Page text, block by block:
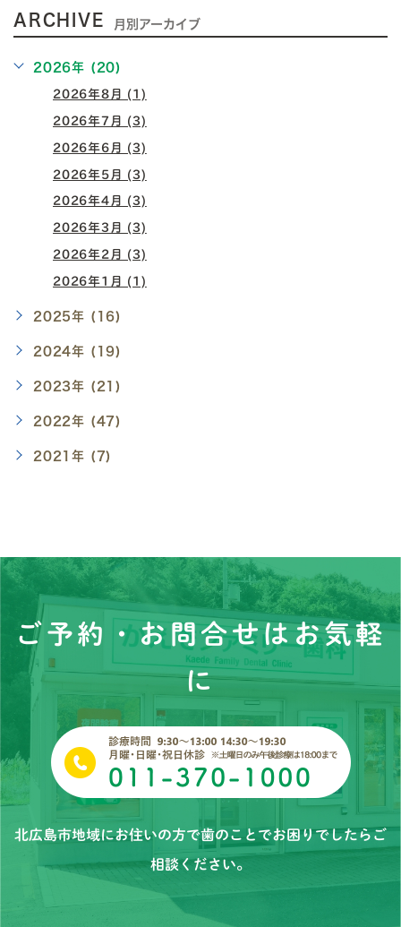
ARCHIVE 月別アーカイブ
2026年 (20)
2026年8月 (1)
2026年7月 (3)
2026年6月 (3)
2026年5月 (3)
2026年4月 (3)
2026年3月 (3)
2026年2月 (3)
2026年1月 (1)
2025年 (16)
2024年 (19)
2023年 (21)
2022年 (47)
2021年 (7)
ご予約・お問合せはお気軽
に
北広島市地域にお住いの方で歯のことでお困りでしたらご
相談ください。